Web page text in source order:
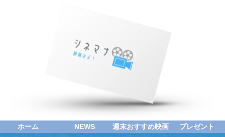
ホーム NEWS 週末おすすめ映画 プレゼント